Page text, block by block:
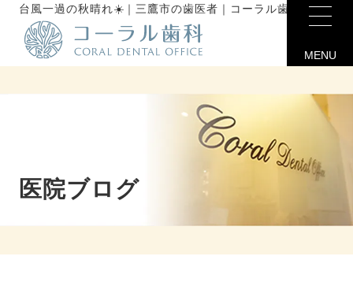
台風一過の秋晴れ☀️｜三鷹市の歯医者｜コーラル歯科未分類
MENU
医院ブログ